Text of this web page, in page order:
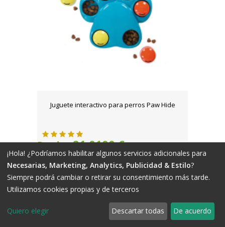
Juguete interactivo para perros Paw Hide
Desde..21,0100 €
¡Hola! ¿Podríamos habilitar algunos servicios adicionales para
Necesarias, Marketing, Analytics, Publicidad & Estilo?
Siempre podrá cambiar o retirar su consentimiento más tarde.
Utilizamos cookies propias y de terceros
Quiero elegir Descartar todas De acuerdo